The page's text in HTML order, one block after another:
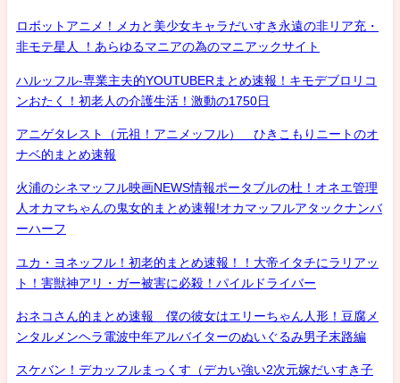
ロボットアニメ！メカと美少女キャラだいすき永遠の非リア充・
非モテ星人 ！あらゆるマニアの為のマニアックサイト
ハルッフル-専業主夫的YOUTUBERまとめ速報！キモデブロリコ
ンおたく！初老人の介護生活！激動の1750日
アニゲタレスト（元祖！アニメッフル） ひきこもりニートのオ
ナベ的まとめ速報
火浦のシネマッフル映画NEWS情報ポータブルの杜！オネエ管理
人オカマちゃんの鬼女的まとめ速報!オカマッフルアタックナンバ
ーハーフ
ユカ・ヨネッフル！初老的まとめ速報！！大帝イタチにラリアッ
ト！害獣神アリ・ガー被害に必殺！パイルドライバー
おネコさん的まとめ速報 僕の彼女はエリーちゃん人形！豆腐メ
ンタルメンヘラ電波中年アルバイターのぬいぐるみ男子末路編
スケバン！デカッフルまっくす（デカい強い2次元嫁だいすき子